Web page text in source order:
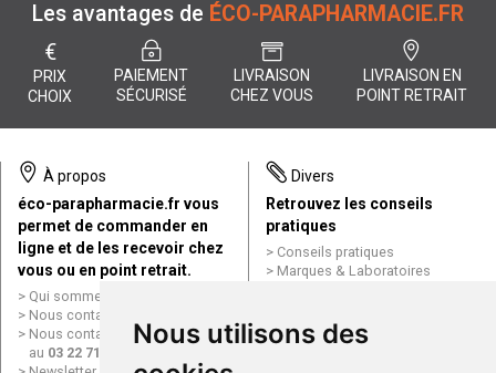
Nous utilisons des
Les avantages de ÉCO-PARAPHARMACIE.FR
€
PRIX
CHOIX
PAIEMENT
SÉCURISÉ
LIVRAISON
CHEZ VOUS
LIVRAISON EN
POINT RETRAIT
À propos
éco-parapharmacie.fr vous
permet de commander en
ligne et de les recevoir chez
vous ou en point retrait.
Qui sommes nous ?
Nous contacter par e-mail
Nous contacter par téléphone
au 03 22 71 64 10
Divers
Retrouvez les conseils
pratiques
Conseils pratiques
Marques & Laboratoires
Mentions légales
Données personnelles